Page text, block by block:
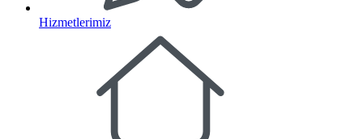
Hizmetlerimiz